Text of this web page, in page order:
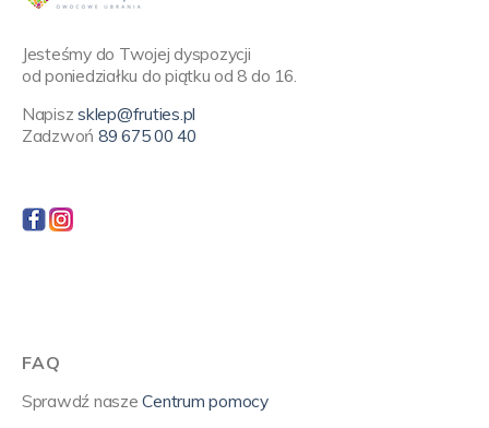
Jesteśmy do Twojej dyspozycji
od poniedziałku do piątku od 8 do 16.
Napiszsklep@fruties.pl
Zadzwoń 89 675 00 40
FAQ
Sprawdź naszeCentrum pomocy